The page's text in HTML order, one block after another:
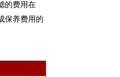
的费用在
保养费用的